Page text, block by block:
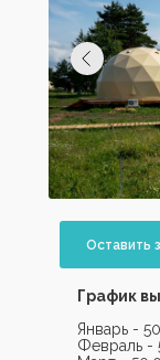
График
Январь -
Февраль -
Оставить